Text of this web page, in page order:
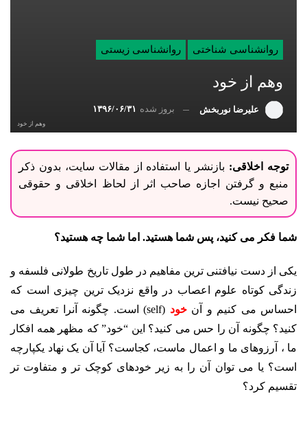
روانشناسی شناختی روانشناسی زیستی
وهم از خود
علیرضا نوربخش بروز شده ۱۳۹۶/۰۶/۳۱
وهم از خود
توجه اخلاقی: بازنشر یا استفاده از مقالات سایت، بدون ذکر
منبع و گرفتن اجازه صاحب اثر از لحاظ اخلاقی و حقوقی
صحیح نیست.
شما فکر می کنید، پس شما هستید. اما شما چه هستید؟
یکی از دست نیافتنی ترین مفاهیم در طول تاریخ طولانی فلسفه و
زندگی کوتاه علوم اعصاب در واقع نزدیک ترین چیزی است که
احساس می کنیم و آنخود (self) است.
چگونه آنرا تعریف می
کنید؟ چگونه آن را حس می کنید؟ این “خود” که مظهر همه افکار
ما ، آرزوهای ما و اعمال ماست، کجاست؟ آیا آن یک نهاد یکپارچه
است؟ یا می توان آن را به زیر خودهای کوچک تر و متفاوت تر
تقسیم کرد؟